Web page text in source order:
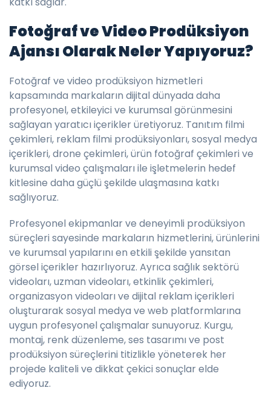
Fotoğraf ve Video Prodüksiyon
Ajansı Olarak Neler Yapıyoruz?
Fotoğraf ve video prodüksiyon hizmetleri
kapsamında markaların dijital dünyada daha
profesyonel, etkileyici ve kurumsal görünmesini
sağlayan yaratıcı içerikler üretiyoruz. Tanıtım filmi
çekimleri, reklam filmi prodüksiyonları, sosyal medya
içerikleri, drone çekimleri, ürün fotoğraf çekimleri ve
kurumsal video çalışmaları ile işletmelerin hedef
kitlesine daha güçlü şekilde ulaşmasına katkı
sağlıyoruz.
Profesyonel ekipmanlar ve deneyimli prodüksiyon
süreçleri sayesinde markaların hizmetlerini, ürünlerini
ve kurumsal yapılarını en etkili şekilde yansıtan
görsel içerikler hazırlıyoruz. Ayrıca sağlık sektörü
videoları, uzman videoları, etkinlik çekimleri,
organizasyon videoları ve dijital reklam içerikleri
oluşturarak sosyal medya ve web platformlarına
uygun profesyonel çalışmalar sunuyoruz. Kurgu,
montaj, renk düzenleme, ses tasarımı ve post
prodüksiyon süreçlerini titizlikle yöneterek her
projede kaliteli ve dikkat çekici sonuçlar elde
ediyoruz.